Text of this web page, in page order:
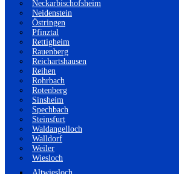
Neckarbischofsheim
Neidenstein
Östringen
Pfinztal
Rettigheim
Rauenberg
Reichartshausen
Reihen
Rohrbach
Rotenberg
Sinsheim
Spechbach
Steinsfurt
Waldangelloch
Walldorf
Weiler
Wiesloch